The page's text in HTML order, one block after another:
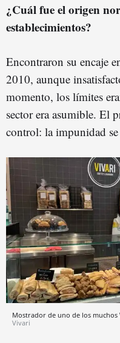
¿Cuál fue el origen
establecimientos?
Encontraron su encaje
2010, aunque
momento, los límites
sector era asumible. El
control: la impunidad
Mostrador de uno de los
Vivari